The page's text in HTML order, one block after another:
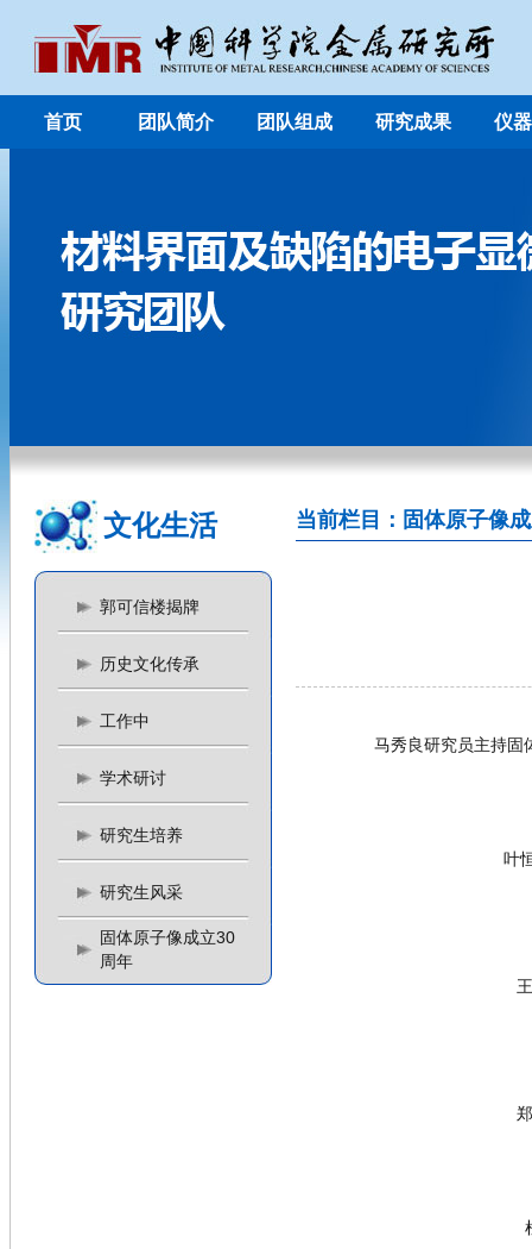
首页 团队简介 团队组成 研究成果 仪
文化生活
郭可信楼揭牌
历史文化传承
工作中
学术研讨
研究生培养
研究生风采
固体原子像成立30
周年
当前栏目：固体原子像
马秀良研究员主持固
叶